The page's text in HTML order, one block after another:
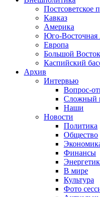
Постсоветское
Кавказ
Америка
Юго-Восточная
Европа
Большой Восток
Каспийский
Архив
Интервью
Вопрос-
Сложный
Наши
Новости
Политика
Общество
Финансы
В мире
Культура
Фото